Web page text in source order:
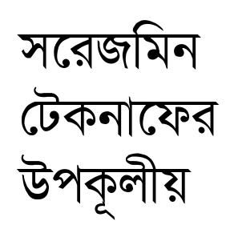
সরেজমিন
টেকনাফের
উপকূলীয়